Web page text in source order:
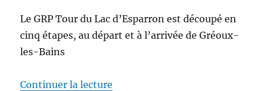
Le GRP Tour du Lac d’Esparron est découpé en
cinq étapes, au départ et à l’arrivée de Gréoux-
les-Bains
Continuer la lecture